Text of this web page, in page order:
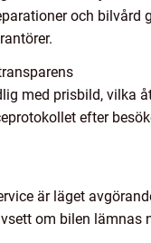
och
med prisbild, vilka
efter
är läget
om bilen lämnas